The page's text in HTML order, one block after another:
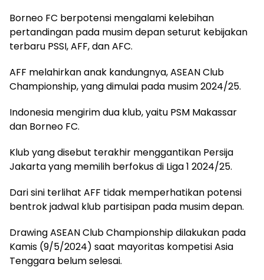
Borneo FC berpotensi mengalami kelebihan
pertandingan pada musim depan seturut kebijakan
terbaru PSSI, AFF, dan AFC.
AFF melahirkan anak kandungnya, ASEAN Club
Championship, yang dimulai pada musim 2024/25.
Indonesia mengirim dua klub, yaitu PSM Makassar
dan Borneo FC.
Klub yang disebut terakhir menggantikan Persija
Jakarta yang memilih berfokus di Liga 1 2024/25.
Dari sini terlihat AFF tidak memperhatikan potensi
bentrok jadwal klub partisipan pada musim depan.
Drawing ASEAN Club Championship dilakukan pada
Kamis (9/5/2024) saat mayoritas kompetisi Asia
Tenggara belum selesai.